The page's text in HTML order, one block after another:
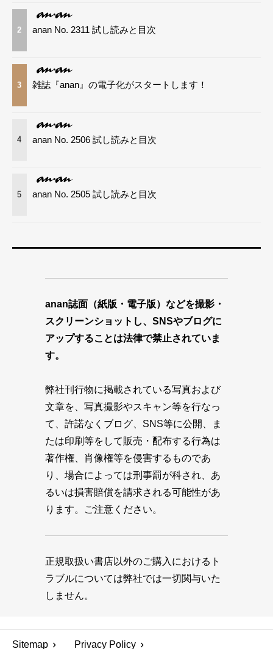
2 anan No. 2311 試し読みと目次
3 雑誌『anan』の電子化がスタートします！
4 anan No. 2506 試し読みと目次
5 anan No. 2505 試し読みと目次
anan誌面（紙版・電子版）などを撮影・
スクリーンショットし、SNSやブログに
アップすることは法律で禁止されていま
す。
弊社刊行物に掲載されている写真および
文章を、写真撮影やスキャン等を行なっ
て、許諾なくブログ、SNS等に公開、ま
たは印刷等をして販売・配布する行為は
著作権、肖像権等を侵害するものであ
り、場合によっては刑事罰が科され、あ
るいは損害賠償を請求される可能性があ
ります。ご注意ください。
正規取扱い書店以外のご購入におけるト
ラブルについては弊社では一切関与いた
しません。
Sitemap Privacy Policy